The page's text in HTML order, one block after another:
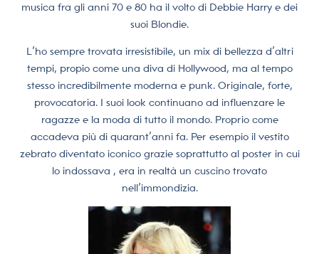
musica fra gli anni 70 e 80 ha il volto di Debbie Harry e dei
suoi Blondie.
L’ho sempre trovata irresistibile, un mix di bellezza d’altri
tempi, propio come una diva di Hollywood, ma al tempo
stesso incredibilmente moderna e punk. Originale, forte,
provocatoria. I suoi look continuano ad influenzare le
ragazze e la moda di tutto il mondo. Proprio come
accadeva più di quarant’anni fa. Per esempio il vestito
zebrato diventato iconico grazie soprattutto al poster in cui
lo indossava , era in realtà un cuscino trovato
nell’immondizia.